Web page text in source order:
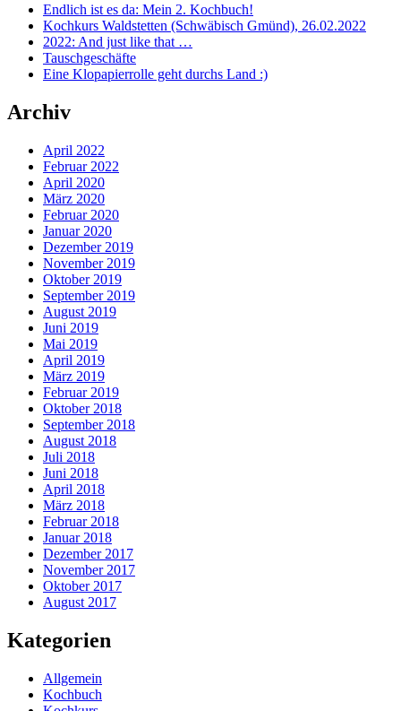
Endlich ist es da: Mein 2. Kochbuch!
Kochkurs Waldstetten (Schwäbisch Gmünd), 26.02.2022
2022: And just like that …
Tauschgeschäfte
Eine Klopapierrolle geht durchs Land :)
Archiv
April 2022
Februar 2022
April 2020
März 2020
Februar 2020
Januar 2020
Dezember 2019
November 2019
Oktober 2019
September 2019
August 2019
Juni 2019
Mai 2019
April 2019
März 2019
Februar 2019
Oktober 2018
September 2018
August 2018
Juli 2018
Juni 2018
April 2018
März 2018
Februar 2018
Januar 2018
Dezember 2017
November 2017
Oktober 2017
August 2017
Kategorien
Allgemein
Kochbuch